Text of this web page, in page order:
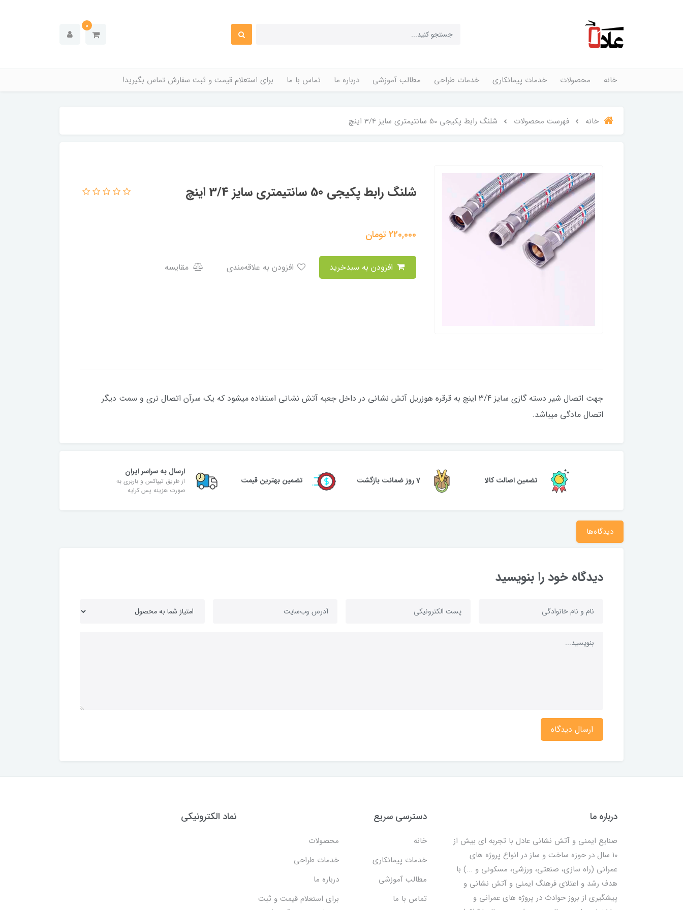
0
خانه محصولات خدمات پیمانکاری خدمات طراحی مطالب آموزشی درباره ما تماس با ما برای استعلام قیمت و ثبت سفارش تماس بگیرید!
خانه فهرست محصولات شلنگ رابط پکیجی 50 سانتیمتری سایز 3/4 اینچ
شلنگ رابط پکیجی 50 سانتیمتری سایز 3/4 اینچ
220,000تومان
مقایسه
جهت اتصال شیر دسته گازی سایز 3/4 اینچ به قرقره هوزریل آتش نشانی در داخل جعبه آتش نشانی استفاده میشود که یک سرآن اتصال نری و سمت دیگر
اتصال مادگی میباشد.
تضمین اصالت کالا 7 روز ضمانت بازگشت تضمین بهترین قیمت
ارسال به سراسر ایران
از طریق تیپاکس و باربری به
صورت هزینه پس کرایه
دیدگاه‌ها
دیدگاه خود را بنویسید
ارسال دیدگاه
درباره ما
صنایع ایمنی و آتش نشانی عادل با تجربه ای بیش از
10 سال در حوزه ساخت و ساز در انواع پروژه های
عمرانی (راه سازی، صنعتی، ورزشی، مسکونی و ...) با
هدف رشد و اعتلای فرهنگ ایمنی و آتش نشانی و
پیشگیری از بروز حوادث در پروژه های عمرانی و
دسترسی سریع
خانه
محصولات
خدمات پیمانکاری
خدمات طراحی
مطالب آموزشی
درباره ما
تماس با ما
برای استعلام قیمت و ثبت
نماد الکترونیکی